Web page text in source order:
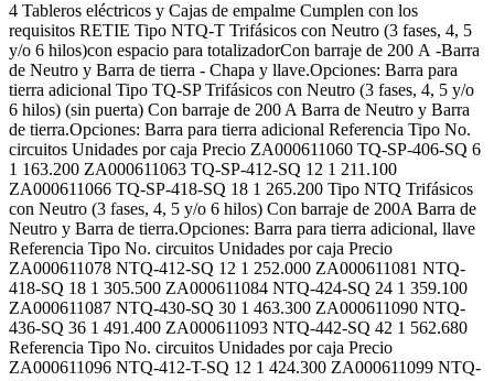
4 Tableros eléctricos y Cajas de empalme Cumplen con los
requisitos RETIE Tipo NTQ-T Trifásicos con Neutro (3 fases, 4, 5
y/o 6 hilos)con espacio para totalizadorCon barraje de 200 A -Barra
de Neutro y Barra de tierra - Chapa y llave.Opciones: Barra para
tierra adicional Tipo TQ-SP Trifásicos con Neutro (3 fases, 4, 5 y/o
6 hilos) (sin puerta) Con barraje de 200 A Barra de Neutro y Barra
de tierra.Opciones: Barra para tierra adicional Referencia Tipo No.
circuitos Unidades por caja Precio ZA000611060 TQ-SP-406-SQ 6
1 163.200 ZA000611063 TQ-SP-412-SQ 12 1 211.100
ZA000611066 TQ-SP-418-SQ 18 1 265.200 Tipo NTQ Trifásicos
con Neutro (3 fases, 4, 5 y/o 6 hilos) Con barraje de 200A Barra de
Neutro y Barra de tierra.Opciones: Barra para tierra adicional, llave
Referencia Tipo No. circuitos Unidades por caja Precio
ZA000611078 NTQ-412-SQ 12 1 252.000 ZA000611081 NTQ-
418-SQ 18 1 305.500 ZA000611084 NTQ-424-SQ 24 1 359.100
ZA000611087 NTQ-430-SQ 30 1 463.300 ZA000611090 NTQ-
436-SQ 36 1 491.400 ZA000611093 NTQ-442-SQ 42 1 562.680
Referencia Tipo No. circuitos Unidades por caja Precio
ZA000611096 NTQ-412-T-SQ 12 1 424.300 ZA000611099 NTQ-